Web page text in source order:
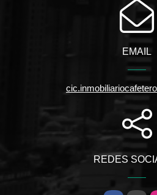
EMAIL
REDES